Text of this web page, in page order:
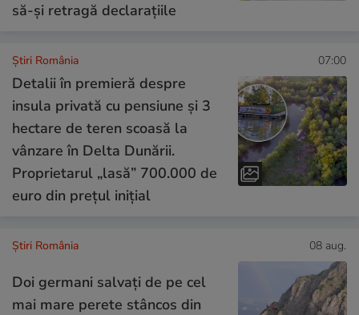
să-și retragă declarațiile
Știri România 07:00
Detalii în premieră despre
insula privată cu pensiune și 3
hectare de teren scoasă la
vânzare în Delta Dunării.
Proprietarul „lasă” 700.000 de
euro din prețul inițial
Știri România 08 aug.
Doi germani salvați de pe cel
mai mare perete stâncos din